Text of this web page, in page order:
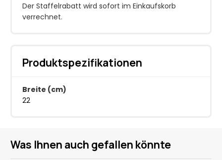
Der Staffelrabatt wird sofort im Einkaufskorb
verrechnet.
Produktspezifikationen
Breite (cm)
22
Was Ihnen auch gefallen könnte